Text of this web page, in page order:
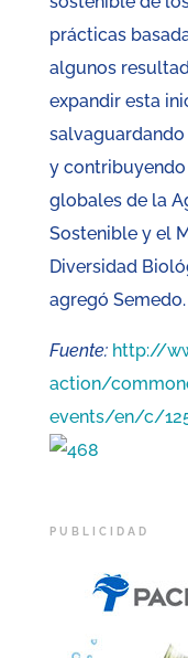
prácticas
algunos
expandir esta
y
globales de la
Sostenible y el
Diversidad
agregó Semedo.
Fuente: http://
action/
events/en/c/